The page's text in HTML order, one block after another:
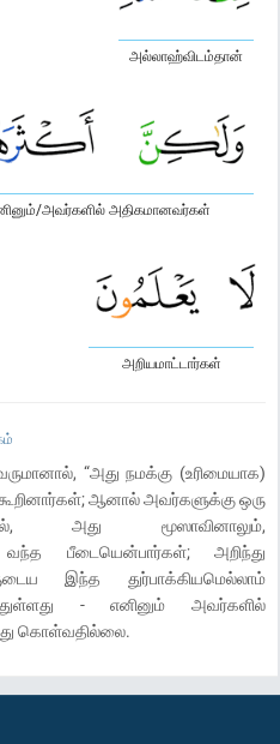
அல்லாஹ்விடம்தான்
அவர்களில் அதிகமானவர்கள்
அறியமாட்டார்கள்
“அது நமக்கு (உரிமையாக)
ஆனால் அவர்களுக்கு ஒரு
அது மூஸாவினாலும்,
வந்த பீடையென்பார்கள்; அறிந்து
இந்த துர்பாக்கியமெல்லாம்
- எனினும் அவர்களில்
கொள்வதில்லை.